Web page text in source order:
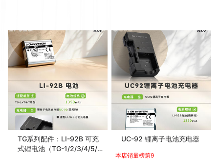
TG系列配件：LI-92B 可充
式锂电池（TG-1/2/3/4/5/
UC-92 锂离子电池充电器
本店销量榜第9